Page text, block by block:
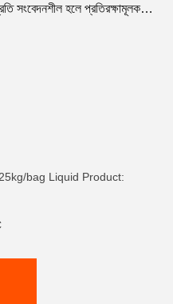
সংবেদনশীল হলে প্রতিরক্ষামূলক
bag Liquid Product: